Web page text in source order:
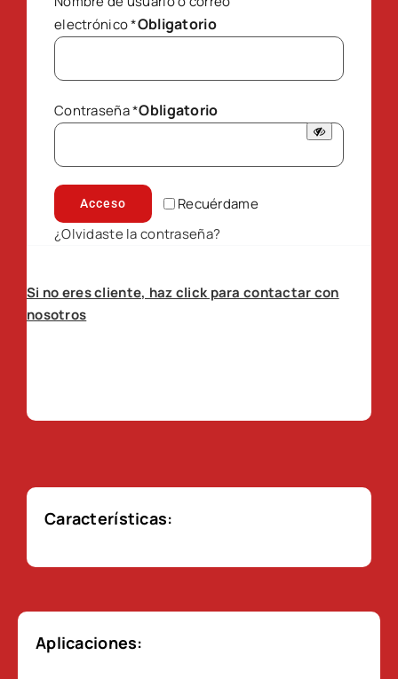
electrónico*Obligatorio
Contraseña*Obligatorio
Recuérdame
Acceso
¿Olvidaste la contraseña?
Si no eres cliente, haz click para contactar con
nosotros
Características:
Aplicaciones: